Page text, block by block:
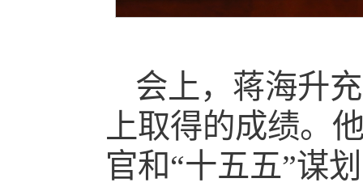
会上，蒋海升
上取得的成绩。
官和“十五五”谋